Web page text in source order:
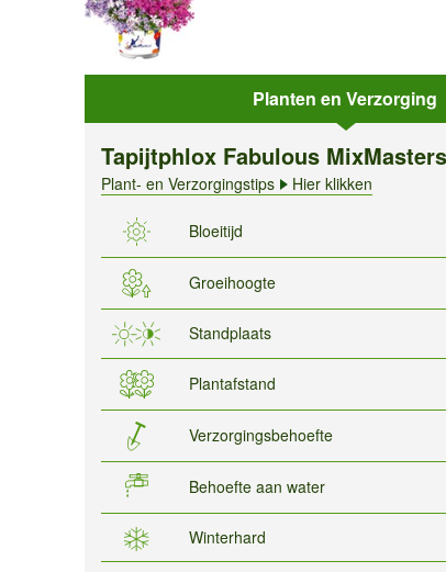
Planten en Verzorging
Tapijtphlox Fabulous
Plant- en Verzorgingstips Hier klikken
Bloeitijd
Groeihoogte
Standplaats
Plantafstand
Verzorgingsbehoefte
Behoefte aan water
Winterhard